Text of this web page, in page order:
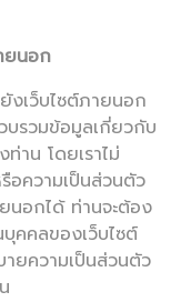
ยนอก
งเว็บไซต์ภายนอก
บรวมข้อมูลเกี่ยวกับ
าน โดยเราไม่
อความเป็นส่วนตัว
นอกได้ ท่านจะต้อง
คคลของเว็บไซต์
ยความเป็นส่วนตัว